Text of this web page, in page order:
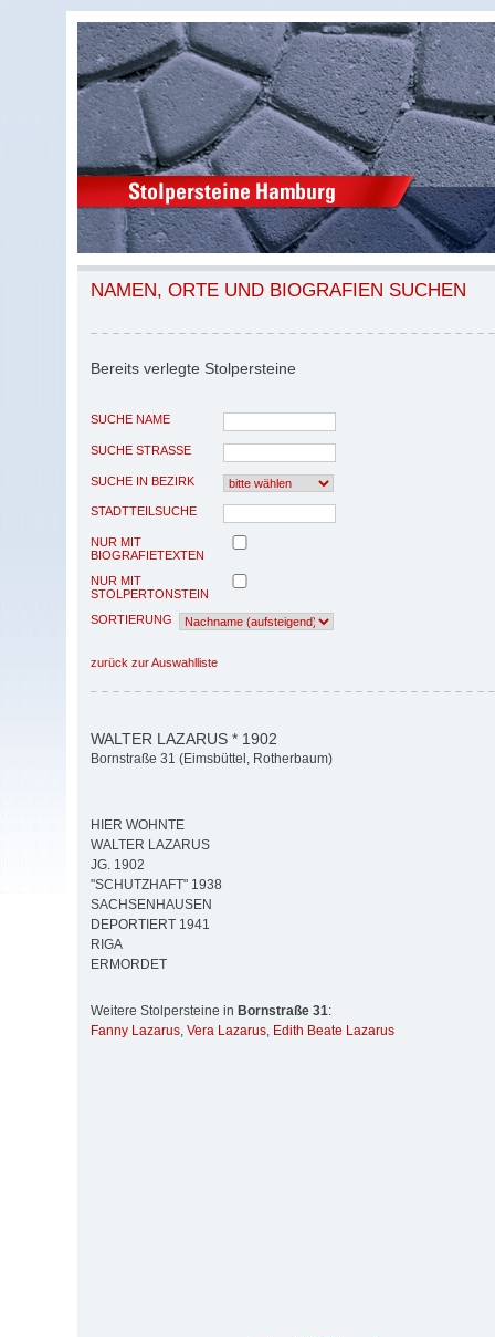
NAMEN, ORTE UND BIOGRAFIEN SUCHEN
Bereits verlegte Stolpersteine
SUCHE NAME
SUCHE STRASSE
SUCHE IN BEZIRK
STADTTEILSUCHE
NUR MIT
BIOGRAFIETEXTEN
NUR MIT
STOLPERTONSTEIN
SORTIERUNG
zurück zur Auswahlliste
WALTER LAZARUS * 1902
Bornstraße 31 (Eimsbüttel, Rotherbaum)
HIER WOHNTE
WALTER LAZARUS
JG. 1902
"SCHUTZHAFT" 1938
SACHSENHAUSEN
DEPORTIERT 1941
RIGA
ERMORDET
Weitere Stolpersteine in Bornstraße 31:
Fanny Lazarus, Vera Lazarus, Edith Beate Lazarus